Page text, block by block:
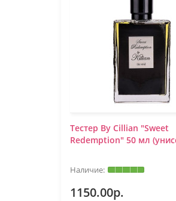
Тестер By Cillian "Sweet
Redemption" 50 мл
1150.00р.